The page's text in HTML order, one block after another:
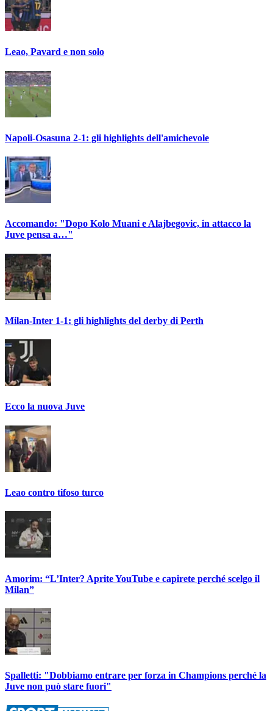
Leao, Pavard e non solo
Napoli-Osasuna 2-1: gli highlights dell'amichevole
Accomando: "Dopo Kolo Muani e Alajbegovic, in attacco la
Juve pensa a…"
Milan-Inter 1-1: gli highlights del derby di Perth
Ecco la nuova Juve
Leao contro tifoso turco
Amorim: “L’Inter? Aprite YouTube e capirete perché scelgo il
Milan”
Spalletti: "Dobbiamo entrare per forza in Champions perché la
Juve non può stare fuori"